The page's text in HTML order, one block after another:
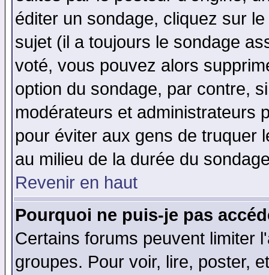
éditer un sondage, cliquez sur
sujet (il a toujours le sondage
voté, vous pouvez alors
option du sondage, par contre,
modérateurs et administrateurs
pour éviter aux gens de truquer
au milieu de la durée du
Revenir en haut
Pourquoi ne puis-je pas
Certains forums peuvent limiter
groupes. Pour voir, lire, poster,